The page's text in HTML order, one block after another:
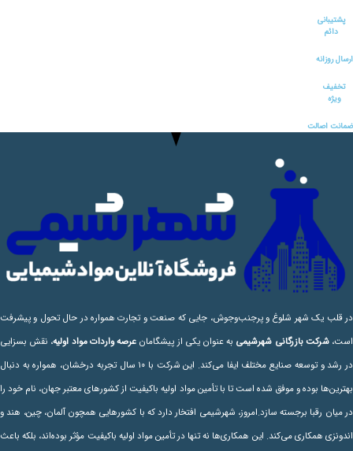
پشتیبانی
دائم
ارسال روزانه
تخفیف
ویژه
ضمانت اصالت
در قلب یک شهر شلوغ و پرجنب‌وجوش، جایی که صنعت و تجارت همواره در حال تحول و پیشرفت
است،شرکت بازرگانی شهرشیمی به عنوان یکی از پیشگامان عرصه واردات مواد اولیه، نقش بسزایی
در رشد و توسعه صنایع مختلف ایفا می‌کند. این شرکت با ۱۰ سال تجربه درخشان، همواره به دنبال
بهترین‌ها بوده و موفق شده است تا با تأمین مواد اولیه باکیفیت از کشورهای معتبر جهان، نام خود را
در میان رقبا برجسته سازد.امروز، شهرشیمی افتخار دارد که با کشورهایی همچون آلمان، چین، هند و
اندونزی همکاری می‌کند. این همکاری‌ها نه تنها در تأمین مواد اولیه باکیفیت مؤثر بوده‌اند، بلکه باعث